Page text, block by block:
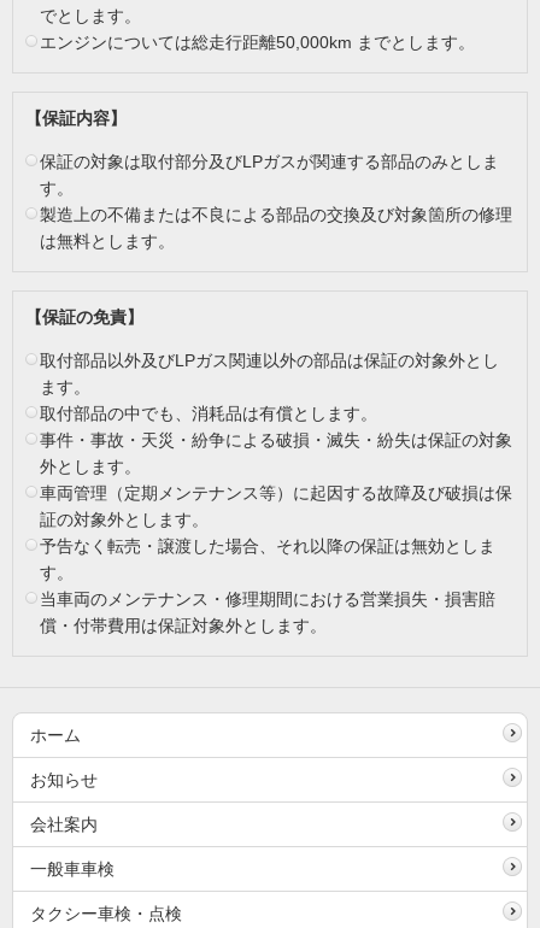
でとします。
エンジンについては総走行距離50,000km までとします。
【保証内容】
保証の対象は取付部分及びLPガスが関連する部品のみとしま
す。
製造上の不備または不良による部品の交換及び対象箇所の修理
は無料とします。
【保証の免責】
取付部品以外及びLPガス関連以外の部品は保証の対象外とし
ます。
取付部品の中でも、消耗品は有償とします。
事件・事故・天災・紛争による破損・滅失・紛失は保証の対象
外とします。
車両管理（定期メンテナンス等）に起因する故障及び破損は保
証の対象外とします。
予告なく転売・譲渡した場合、それ以降の保証は無効としま
す。
当車両のメンテナンス・修理期間における営業損失・損害賠
償・付帯費用は保証対象外とします。
ホーム
お知らせ
会社案内
一般車車検
タクシー車検・点検